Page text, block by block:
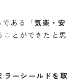
整備
リアキャリア
ある「気楽・安
ことができたと思
ーシールドを取